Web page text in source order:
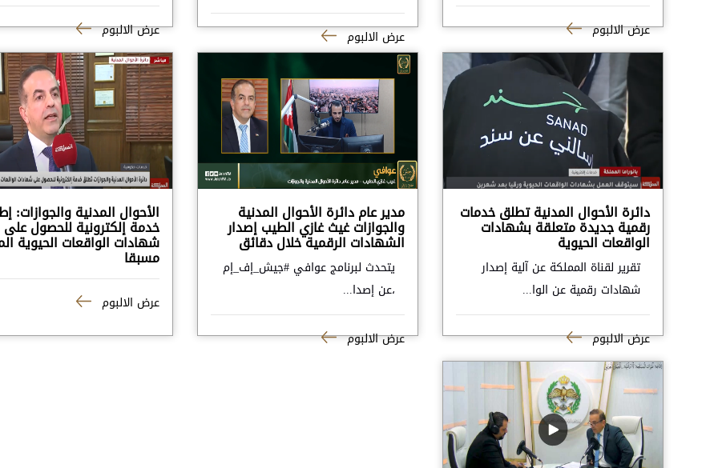
عرض الالبوم عرض الالبوم عرض الالبوم
دائرة الأحوال المدنية تطلق خدمات
رقمية جديدة متعلقة بشهادات
الواقعات الحيوية
تقرير لقناة المملكة عن آلية إصدار
شهادات رقمية عن الوا...
عرض الالبوم
مدير عام دائرة الأحوال المدنية
والجوازات غيث غازي الطيب إصدار
الشهادات الرقمية خلال دقائق
يتحدث لبرنامج عوافي #جيش_إف_إم
،عن إصدا...
عرض الالبوم
الأحوال المدنية والجوازات:
خدمة إلكترونية للحصول على
شهادات الواقعات الحيوية
مسبقا
عرض الالبوم